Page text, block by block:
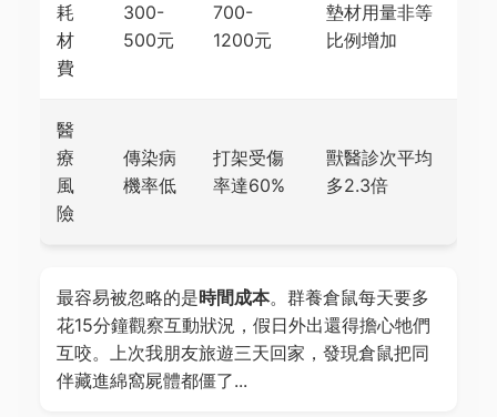
耗
材
費
300-
500元
700-
1200元
墊材用量非等
比例增加
醫
療
風
險
傳染病
機率低
打架受傷
率達60%
獸醫診次平均
多2.3倍
最容易被忽略的是時間成本。群養倉鼠每天要多
花15分鐘觀察互動狀況，假日外出還得擔心牠們
互咬。上次我朋友旅遊三天回家，發現倉鼠把同
伴藏進綿窩屍體都僵了...